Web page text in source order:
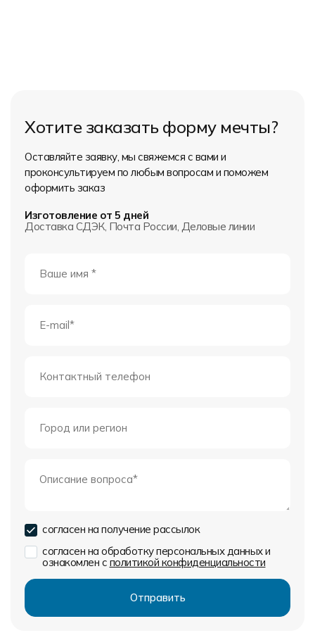
Хотите заказать форму мечты?
Оставляйте заявку, мы свяжемся с вами и
проконсультируем по любым вопросам и поможем
оформить заказ
Изготовление от 5 дней
Доставка СДЭК, Почта России, Деловые линии
согласен на получение рассылок
согласен на обработку персональных данных и
ознакомлен с политикой конфиденциальности